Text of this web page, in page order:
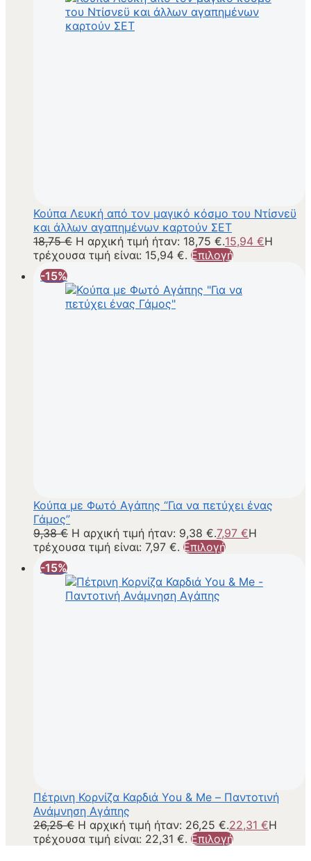
Κούπα Λευκή από τον μαγικό κόσμο του Ντίσνεϋ
και άλλων αγαπημένων καρτούν ΣΕΤ
18,75€ Η αρχική τιμή ήταν: 18,75 €.15,94 €Η
τρέχουσα τιμή είναι: 15,94 €. Επιλογή
-15%
Κούπα με Φωτό Αγάπης “Για να πετύχει ένας
Γάμος”
9,38€ Η αρχική τιμή ήταν: 9,38 €.7,97 €Η
τρέχουσα τιμή είναι: 7,97 €. Επιλογή
-15%
Πέτρινη Κορνίζα Καρδιά You & Me – Παντοτινή
Ανάμνηση Αγάπης
26,25€ Η αρχική τιμή ήταν: 26,25 €.22,31 €Η
τρέχουσα τιμή είναι: 22,31 €. Επιλογή